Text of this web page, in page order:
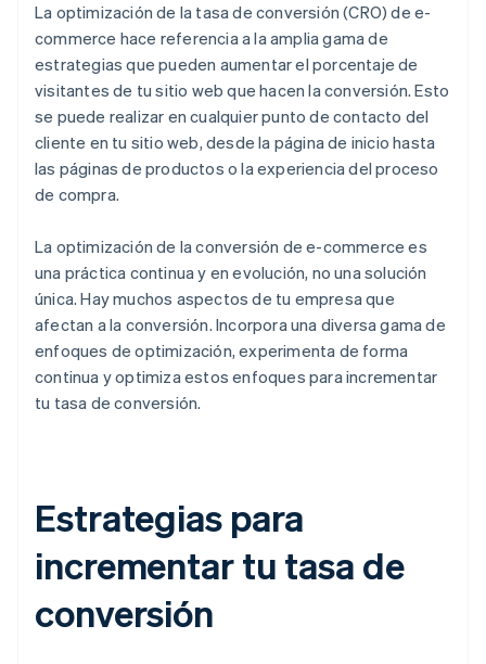
La optimización de la tasa de conversión (CRO) de e-
commerce hace referencia a la amplia gama de
estrategias que pueden aumentar el porcentaje de
visitantes de tu sitio web que hacen la conversión. Esto
se puede realizar en cualquier punto de contacto del
cliente en tu sitio web, desde la página de inicio hasta
las páginas de productos o la experiencia del proceso
de compra.
La optimización de la conversión de e-commerce es
una práctica continua y en evolución, no una solución
única. Hay muchos aspectos de tu empresa que
afectan a la conversión. Incorpora una diversa gama de
enfoques de optimización, experimenta de forma
continua y optimiza estos enfoques para incrementar
tu tasa de conversión.
Estrategias para
incrementar tu tasa de
conversión